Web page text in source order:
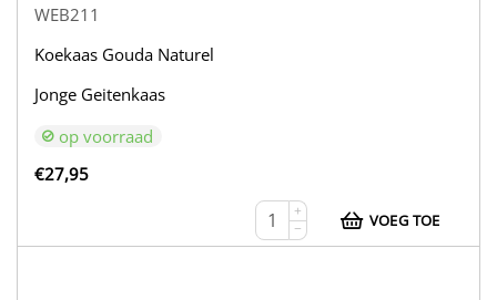
WEB211
Koekaas Gouda Naturel
Jonge Geitenkaas
op voorraad
€27,95
+
−
VOEG TOE